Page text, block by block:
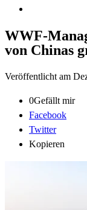
WWF-
von Chinas
Veröffentlicht am
0Gefällt mir
Facebook
Twitter
Kopieren